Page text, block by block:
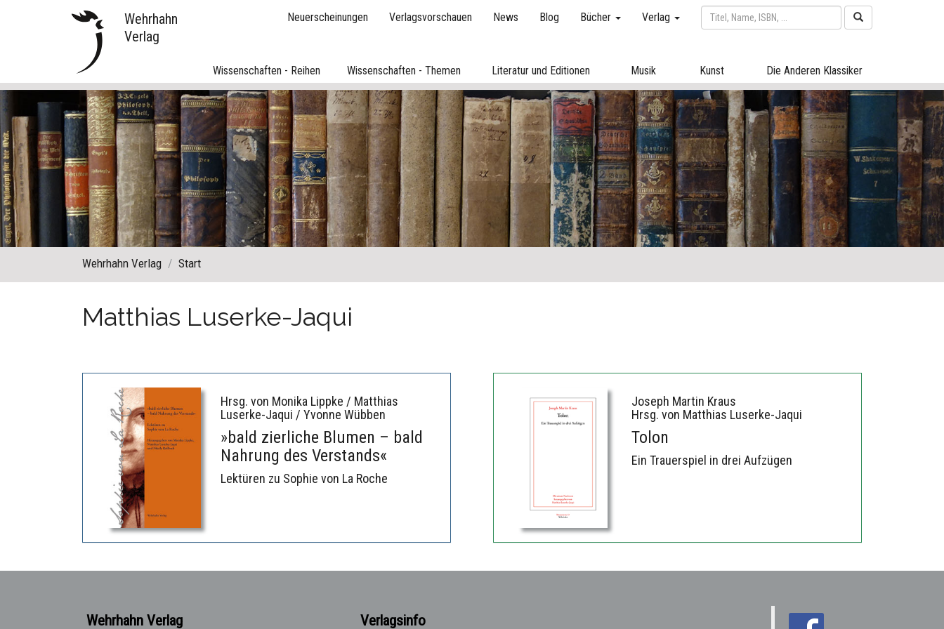
Wehrhahn
Verlag
Neuerscheinungen Verlagsvorschauen News Blog Bücher Verlag
Wissenschaften - Reihen Wissenschaften - Themen Literatur und Editionen Musik Kunst Die Anderen Klassiker
Wehrhahn Verlag Start
Matthias Luserke-Jaqui
Hrsg. von Monika Lippke / Matthias
Luserke-Jaqui / Yvonne Wübben
»bald zierliche Blumen – bald
Nahrung des Verstands«
Lektüren zu Sophie von La Roche
Joseph Martin Kraus
Hrsg. von Matthias Luserke-Jaqui
Tolon
Ein Trauerspiel in drei Aufzügen
Wehrhahn Verlag Verlagsinfo